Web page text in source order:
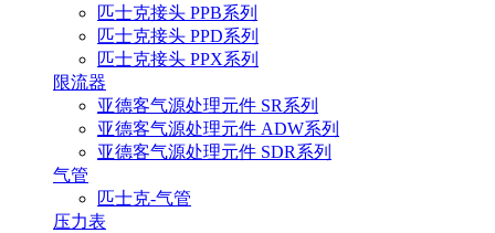
匹士克接头 PPB系列
匹士克接头 PPD系列
匹士克接头 PPX系列
限流器
亚德客气源处理元件 SR系列
亚德客气源处理元件 ADW系列
亚德客气源处理元件 SDR系列
气管
匹士克-气管
压力表